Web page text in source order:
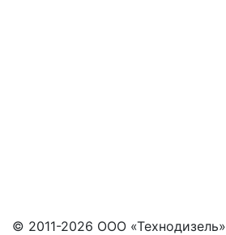
© 2011-2026 ООО «Технодизель»